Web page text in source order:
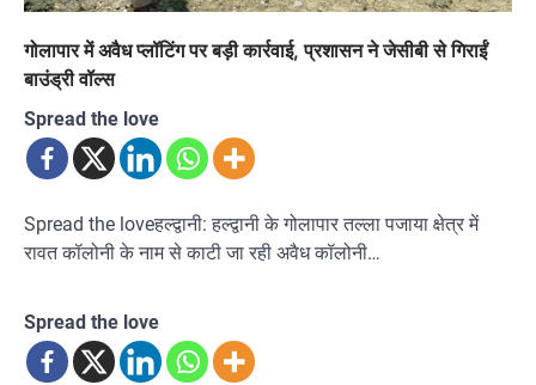
गोलापार में अवैध प्लॉटिंग पर बड़ी कार्रवाई, प्रशासन ने जेसीबी से गिराईं
बाउंड्री वॉल्स
Spread the love
Spread the loveहल्द्वानी: हल्द्वानी के गोलापार तल्ला पजाया क्षेत्र में
रावत कॉलोनी के नाम से काटी जा रही अवैध कॉलोनी…
Spread the love